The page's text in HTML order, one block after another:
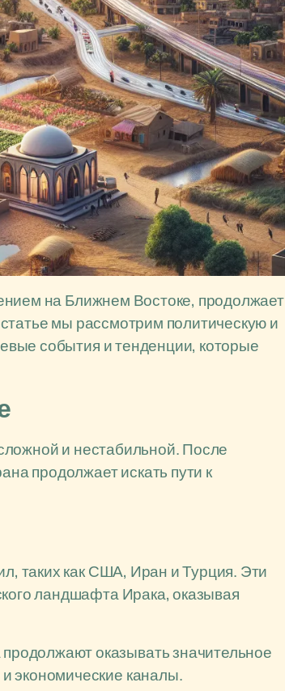
на Ближнем Востоке, продолжает
мы рассмотрим политическую и
события и тенденции, которые
и нестабильной. После
продолжает искать пути к
таких как США, Иран и Турция. Эти
ландшафта Ирака, оказывая
оказывать значительное
экономические каналы.